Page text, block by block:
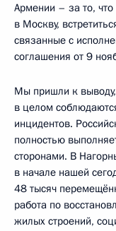
Армении – за то, что
в Москву,
связанные с
соглашения от 9
Мы пришли к выводу,
в целом
инцидентов.
полностью
сторонами. В
в начале нашей
48 тысяч
работа по
жилых строений,